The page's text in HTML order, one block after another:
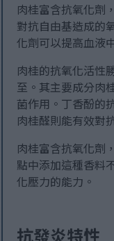
肉桂富含抗氧化劑
對抗自由基造成的
化劑可以提高血液
肉桂的抗氧化活性
至。其主要成分肉
菌作用。丁香酚的
肉桂醛則能有效對
肉桂富含抗氧化劑
點中添加這種香料
化壓力的能力。
抗發炎特性